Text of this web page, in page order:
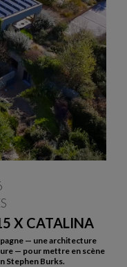
X CATALINA
— une architecture
— pour mettre en scène
Stephen Burks.